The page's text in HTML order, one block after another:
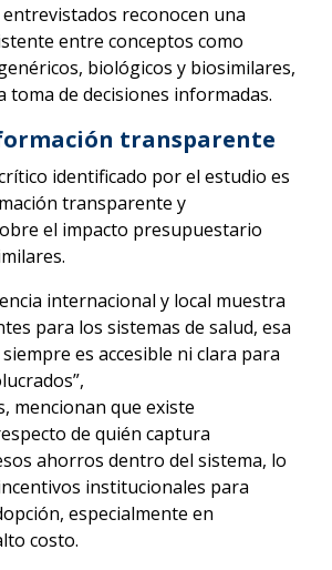
reconocen una
entre conceptos como
biológicos y biosimilares,
toma de decisiones informadas.
transparente
identificado por el estudio es
transparente y
el impacto presupuestario
internacional y local muestra
para los sistemas de salud, esa
es accesible ni clara para
mencionan que existe
de quién captura
ahorros dentro del sistema, lo
institucionales para
especialmente en
costo.